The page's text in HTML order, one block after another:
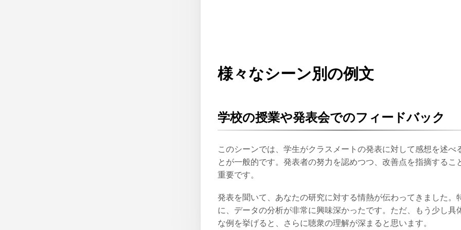
様々なシーン別の例文
学校の授業や発表会でのフィードバック
このシーンでは、学生がクラスメートの発表に対して感想を述べ
とが一般的です。発表者の努力を認めつつ、改善点を指摘するこ
重要です。
発表を聞いて、あなたの研究に対する情熱が伝わってきました。
に、データの分析が非常に興味深かったです。ただ、もう少し具
な例を挙げると、さらに聴衆の理解が深まると思います。